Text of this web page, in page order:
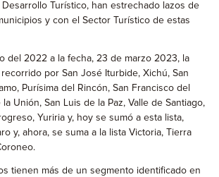
Turístico, han estrechado lazos de
y con el Sector Turístico de estas
del 2022 a la fecha, 23 de marzo 2023, la
recorrido por San José Iturbide, Xichú, San
Purísima del Rincón, San Francisco del
Unión, San Luis de la Paz, Valle de Santiago,
Yuriria y, hoy se sumó a esta lista,
y, ahora, se suma a la lista Victoria, Tierra
tienen más de un segmento identificado en